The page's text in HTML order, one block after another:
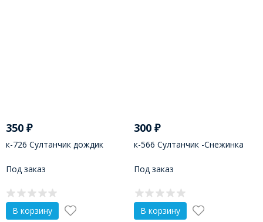
350 ₽
к-726 Султанчик дождик
Под заказ
В корзину
300₽
к-566 Султанчик -Снежинка
Под заказ
В корзину